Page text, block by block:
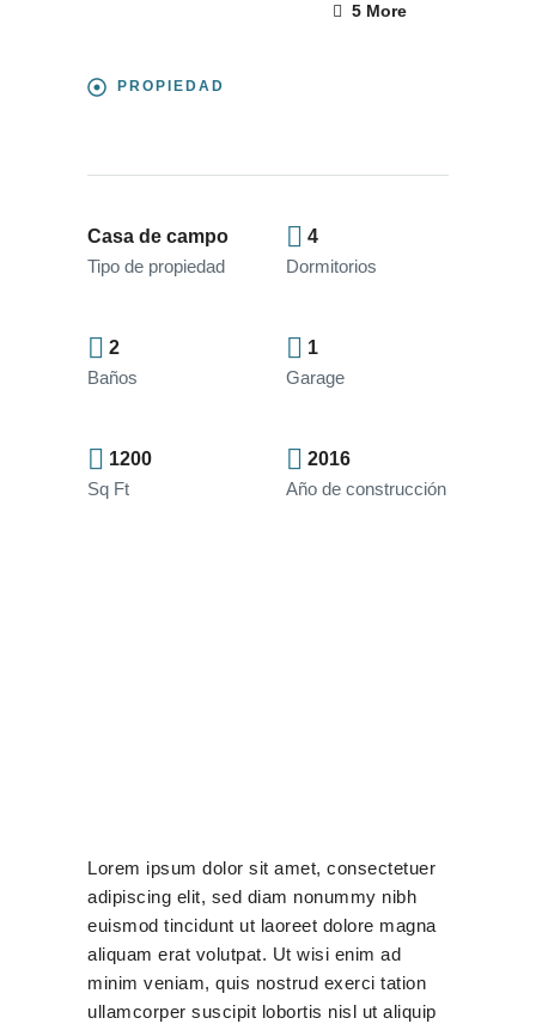
5 More
PROPIEDAD
Casa de campo
Tipo de propiedad
4
Dormitorios
2
Baños
1
Garage
1200
Sq Ft
2016
Año de construcción
Lorem ipsum dolor sit amet, consectetuer
adipiscing elit, sed diam nonummy nibh
euismod tincidunt ut laoreet dolore magna
aliquam erat volutpat. Ut wisi enim ad
minim veniam, quis nostrud exerci tation
ullamcorper suscipit lobortis nisl ut aliquip